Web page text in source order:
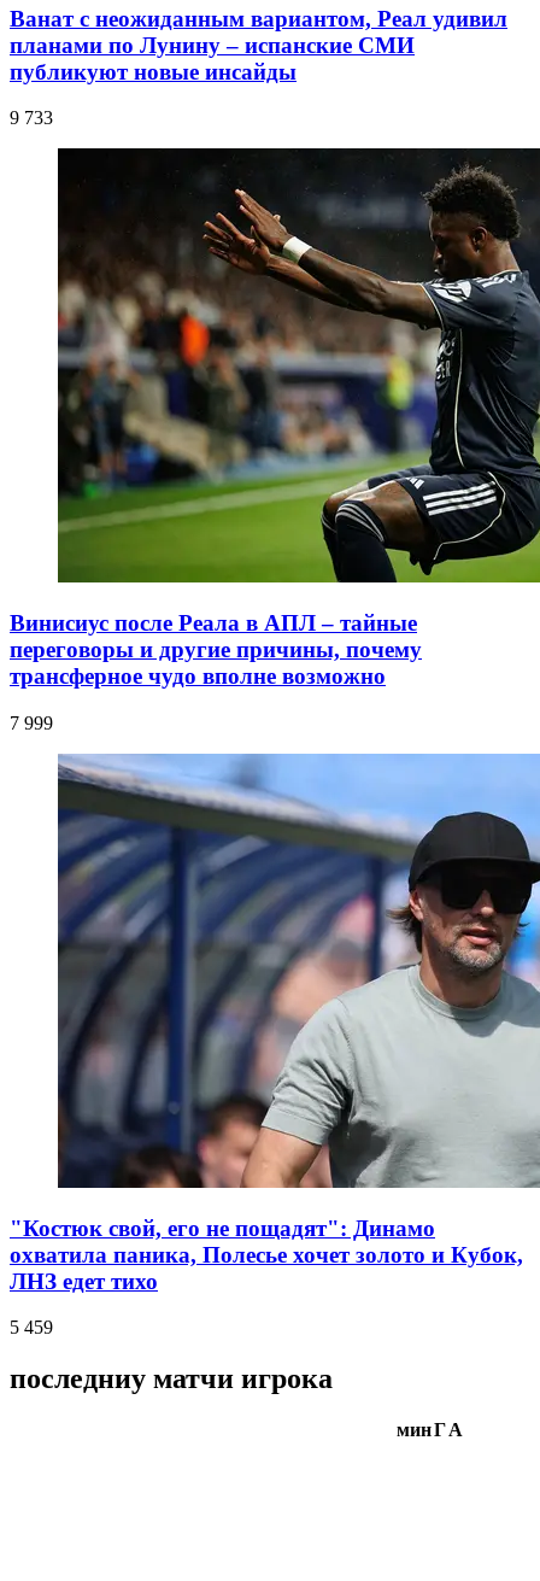
Ванат с неожиданным вариантом, Реал удивил
планами по Лунину – испанские СМИ
публикуют новые инсайды
9 733
Винисиус после Реала в АПЛ – тайные
переговоры и другие причины, почему
трансферное чудо вполне возможно
7 999
"Костюк свой, его не пощадят": Динамо
охватила паника, Полесье хочет золото и Кубок,
ЛНЗ едет тихо
5 459
последниу матчи игрока
минГА